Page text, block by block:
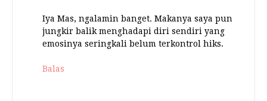
Iya Mas, ngalamin banget. Makanya saya pun
jungkir balik menghadapi diri sendiri yang
emosinya seringkali belum terkontrol hiks.
Balas